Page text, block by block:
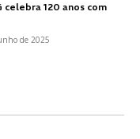
120 anos com
de 2025